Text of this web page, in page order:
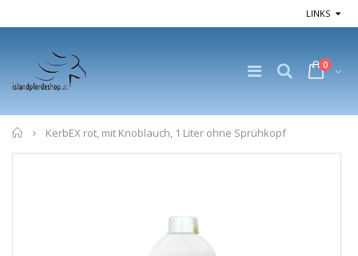
LINKS
0
Home
KerbEX rot, mit Knoblauch, 1 Liter ohne Sprühkopf